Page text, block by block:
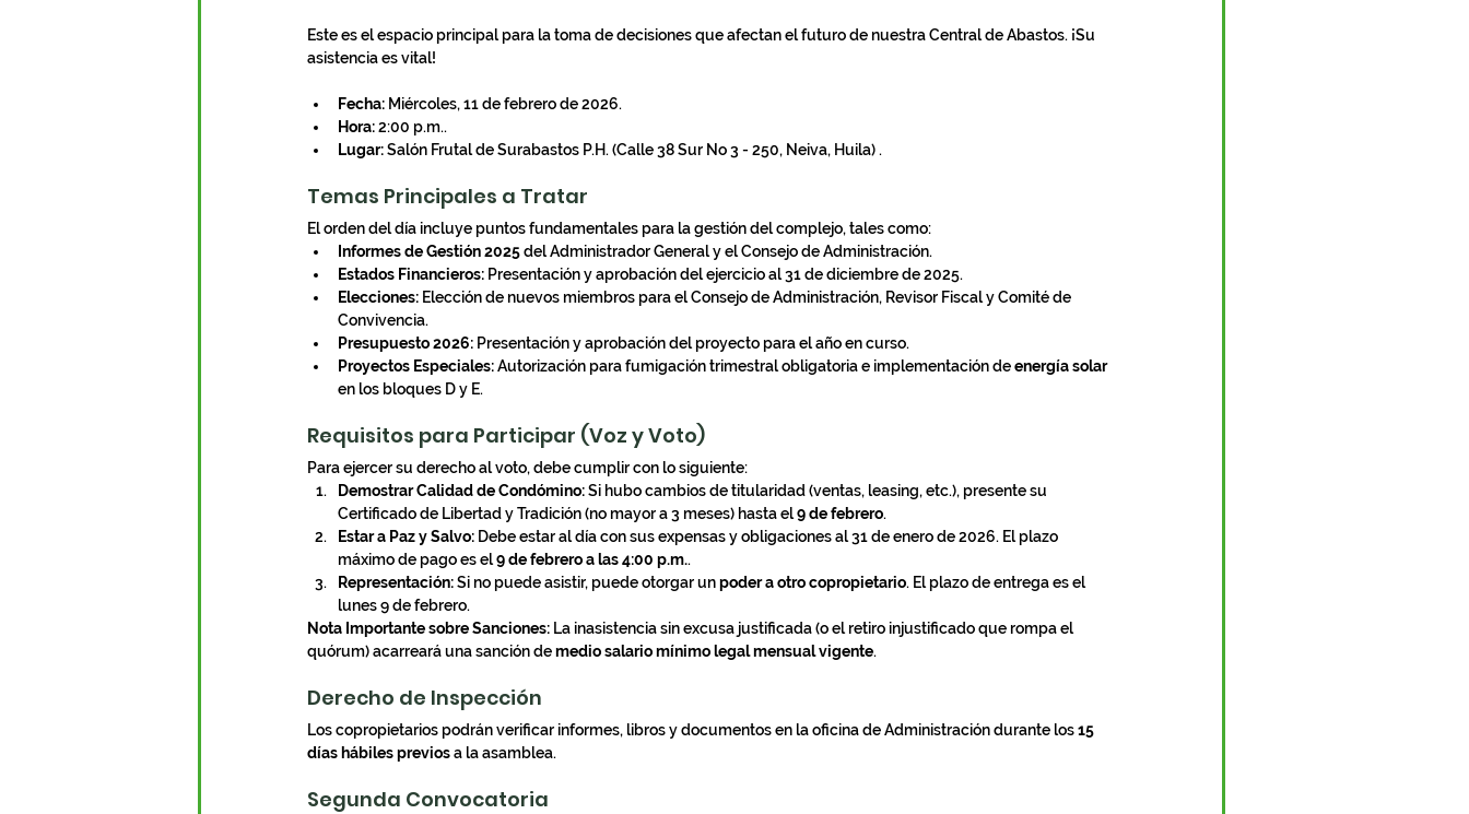
Este es el espacio principal para la toma de decisiones que afectan el futuro de nuestra Central de Abastos. ¡Su
asistencia es vital!
Fecha: Miércoles, 11 de febrero de 2026.
Hora: 2:00 p.m..
Lugar: Salón Frutal de Surabastos P.H. (Calle 38 Sur No 3 - 250, Neiva, Huila) .
Temas Principales a Tratar
El orden del día incluye puntos fundamentales para la gestión del complejo, tales como:
Informes de Gestión 2025 del Administrador General y el Consejo de Administración.
Estados Financieros: Presentación y aprobación del ejercicio al 31 de diciembre de 2025.
Elecciones: Elección de nuevos miembros para el Consejo de Administración, Revisor Fiscal y Comité de
Convivencia.
Presupuesto 2026: Presentación y aprobación del proyecto para el año en curso.
Proyectos Especiales: Autorización para fumigación trimestral obligatoria e implementación de energía solar
en los bloques D y E.
Requisitos para Participar (Voz y Voto)
Para ejercer su derecho al voto, debe cumplir con lo siguiente:
Demostrar Calidad de Condómino: Si hubo cambios de titularidad (ventas, leasing, etc.), presente su
Certificado de Libertad y Tradición (no mayor a 3 meses) hasta el 9 de febrero.
Estar a Paz y Salvo: Debe estar al día con sus expensas y obligaciones al 31 de enero de 2026. El plazo
máximo de pago es el 9 de febrero a las 4:00 p.m..
Representación: Si no puede asistir, puede otorgar un poder a otro copropietario. El plazo de entrega es el
lunes 9 de febrero.
Nota Importante sobre Sanciones: La inasistencia sin excusa justificada (o el retiro injustificado que rompa el
quórum) acarreará una sanción de medio salario mínimo legal mensual vigente.
Derecho de Inspección
Los copropietarios podrán verificar informes, libros y documentos en la oficina de Administración durante los 15
días hábiles previos a la asamblea.
Segunda Convocatoria